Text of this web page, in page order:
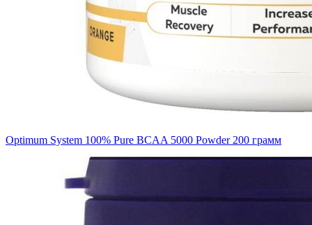
Optimum System 100% Pure BCAA 5000 Powder 200 грамм